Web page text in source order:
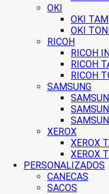
OKI
OKI
OKI
RICOH
RICOH
RICOH
RICOH
SAMSUNG
XEROX
XEROX
XEROX
PERSONALIZADOS
CANECAS
SACOS